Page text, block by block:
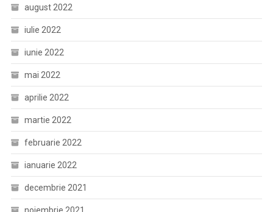
august 2022
iulie 2022
iunie 2022
mai 2022
aprilie 2022
martie 2022
februarie 2022
ianuarie 2022
decembrie 2021